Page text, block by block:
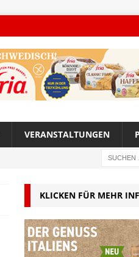
VERANSTALTUNGEN
KLICKEN FÜR MEHR